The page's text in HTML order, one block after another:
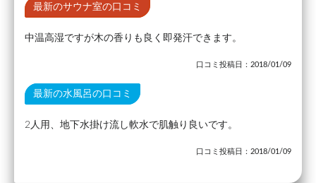
最新のサウナ室の口コミ
中温高湿ですが木の香りも良く即発汗できます。
口コミ投稿日：2018/01/09
最新の水風呂の口コミ
2人用、地下水掛け流し軟水で肌触り良いです。
口コミ投稿日：2018/01/09